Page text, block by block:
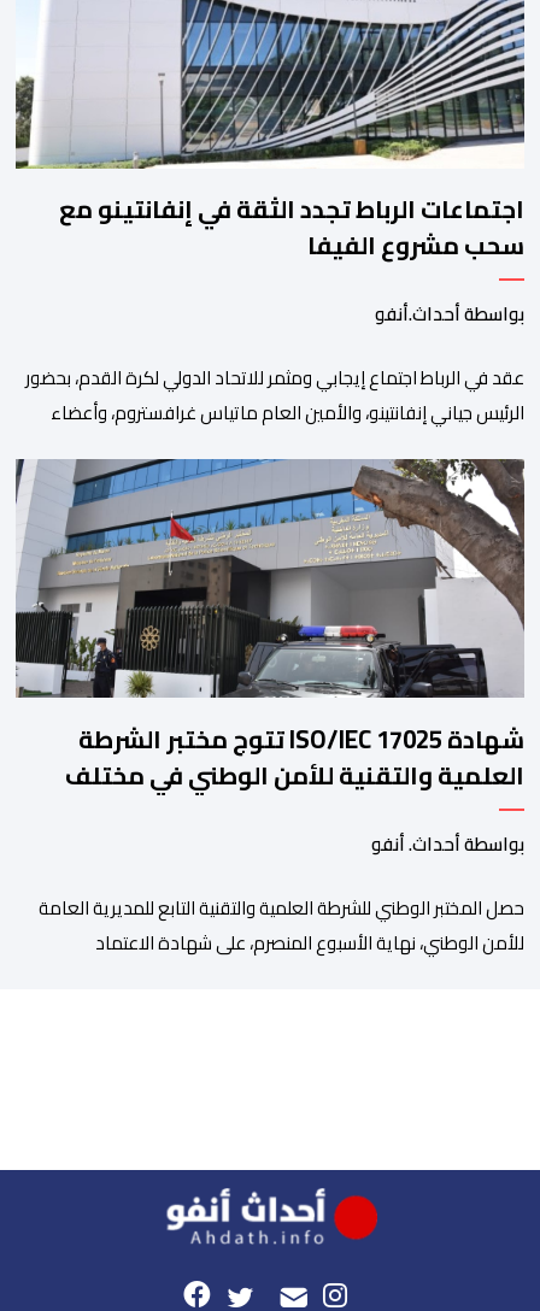
التسيير، بل وتقييد التوظيف إلا في حالة الضرورة. […]
اجتماعات الرباط تجدد الثقة في إنفانتينو مع
سحب مشروع الفيفا
بواسطة أحداث.أنفو
عقد في الرباط اجتماع إيجابي ومثمر للاتحاد الدولي لكرة القدم، بحضور
الرئيس جياني إنفانتينو، والأمين العام ماتياس غرافستروم، وأعضاء
العمل الداخلي. ​وشهد اللقاء تجديد الثقة المتبادلة بين القيادة التنفيذية
للاتحاد، حيث أكد المجتمعون دعمهم الكامل للرئيس إنفانتينو باعتباره
المسؤول الوحيد المباشر والمنتخب من قِبل 211 اتحادا […]
شهادة ISO/IEC 17025 تتوج مختبر الشرطة
العلمية والتقنية للأمن الوطني في مختلف
الخبرات الجنائية
بواسطة أحداث. أنفو
حصل المختبر الوطني للشرطة العلمية والتقنية التابع للمديرية العامة
للأمن الوطني، نهاية الأسبوع المنصرم، على شهادة الاعتماد